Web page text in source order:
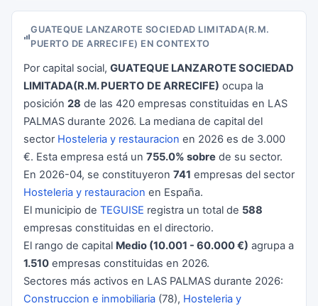
GUATEQUE LANZAROTE SOCIEDAD LIMITADA(R.M.
PUERTO DE ARRECIFE) EN CONTEXTO
Por capital social, GUATEQUE LANZAROTE SOCIEDAD
LIMITADA(R.M. PUERTO DE ARRECIFE) ocupa la
posición 28 de las 420 empresas constituidas en LAS
PALMAS durante 2026. La mediana de capital del
sector Hosteleria y restauracion en 2026 es de 3.000
€. Esta empresa está un 755.0% sobre de su sector.
En 2026-04, se constituyeron 741 empresas del sector
Hosteleria y restauracion en España.
El municipio de TEGUISE registra un total de 588
empresas constituidas en el directorio.
El rango de capital Medio (10.001 - 60.000 €) agrupa a
1.510 empresas constituidas en 2026.
Sectores más activos en LAS PALMAS durante 2026:
Construccion e inmobiliaria (78), Hosteleria y